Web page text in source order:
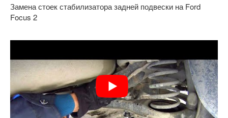
Замена стоек стабилизатора задней подвески на Ford
Focus 2